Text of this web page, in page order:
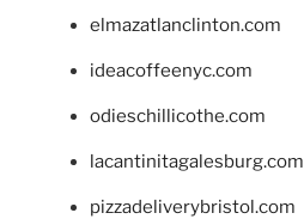
elmazatlanclinton.com
ideacoffeenyc.com
odieschillicothe.com
lacantinitagalesburg.com
pizzadeliverybristol.com